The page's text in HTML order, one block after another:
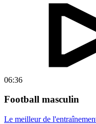
06:36
Football masculin
Le meilleur de